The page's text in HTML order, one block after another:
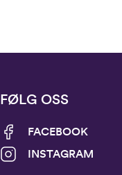
FØLG OSS
FACEBOOK
INSTAGRAM